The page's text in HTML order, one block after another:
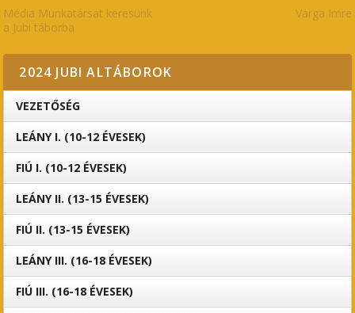
Média Munkatársat keresünk
a Jubi táborba
Varga Imre
2024 JUBI ALTÁBOROK
VEZETŐSÉG
LEÁNY I. (10-12 ÉVESEK)
FIÚ I. (10-12 ÉVESEK)
LEÁNY II. (13-15 ÉVESEK)
FIÚ II. (13-15 ÉVESEK)
LEÁNY III. (16-18 ÉVESEK)
FIÚ III. (16-18 ÉVESEK)